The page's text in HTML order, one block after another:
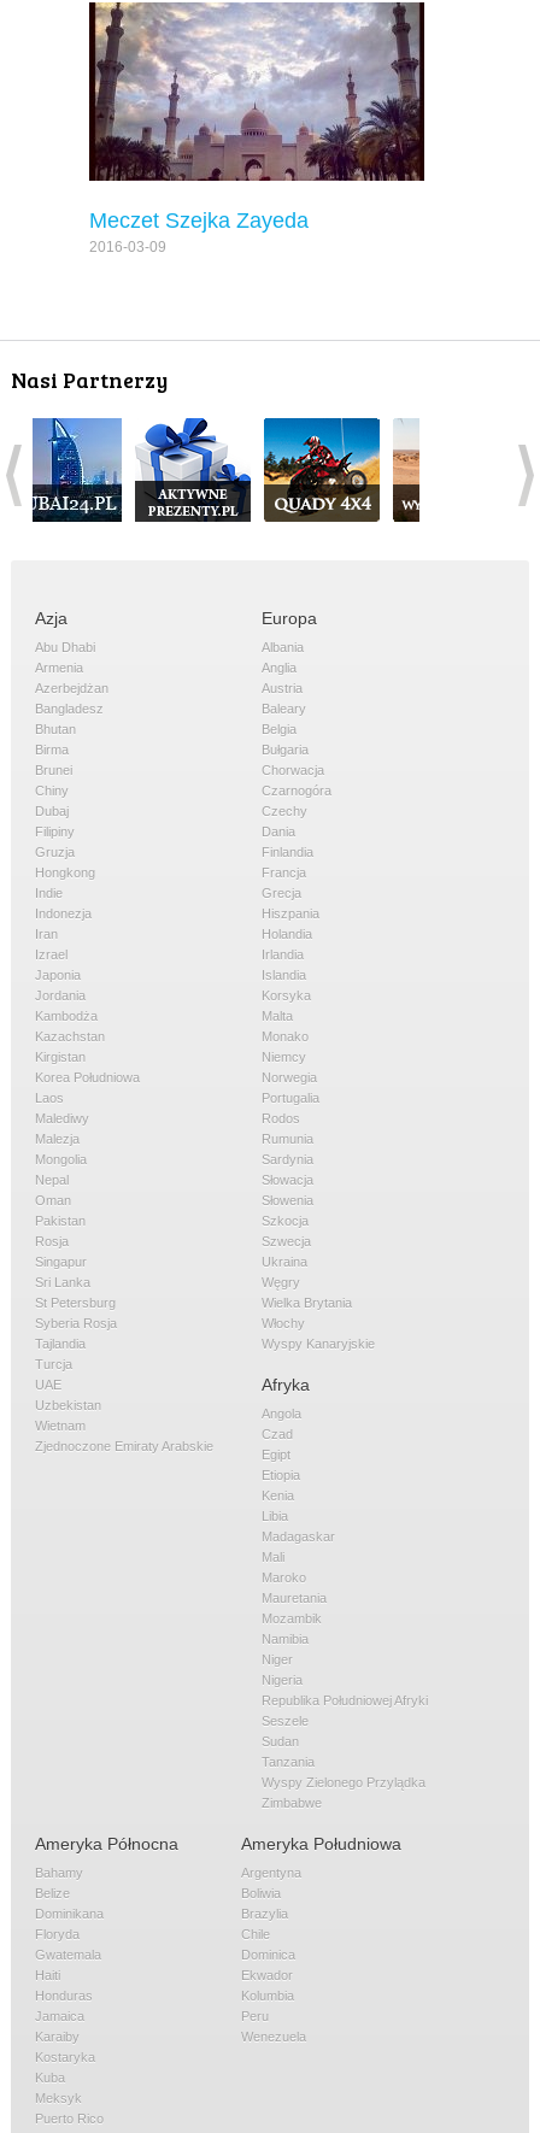
Meczet Szejka Zayeda
2016-03-09
Nasi Partnerzy
Azja
Abu Dhabi
Armenia
Azerbejdżan
Bangladesz
Bhutan
Birma
Brunei
Chiny
Dubaj
Filipiny
Gruzja
Hongkong
Indie
Indonezja
Iran
Izrael
Japonia
Jordania
Kambodża
Kazachstan
Kirgistan
Korea Południowa
Laos
Malediwy
Malezja
Mongolia
Nepal
Oman
Pakistan
Rosja
Singapur
Sri Lanka
St Petersburg
Syberia Rosja
Tajlandia
Turcja
UAE
Uzbekistan
Wietnam
Zjednoczone Emiraty Arabskie
Europa
Albania
Anglia
Austria
Baleary
Belgia
Bułgaria
Chorwacja
Czarnogóra
Czechy
Dania
Finlandia
Francja
Grecja
Hiszpania
Holandia
Irlandia
Islandia
Korsyka
Malta
Monako
Niemcy
Norwegia
Portugalia
Rodos
Rumunia
Sardynia
Słowacja
Słowenia
Szkocja
Szwecja
Ukraina
Węgry
Wielka Brytania
Włochy
Wyspy Kanaryjskie
Afryka
Angola
Czad
Egipt
Etiopia
Kenia
Libia
Madagaskar
Mali
Maroko
Mauretania
Mozambik
Namibia
Niger
Nigeria
Republika Południowej Afryki
Seszele
Sudan
Tanzania
Wyspy Zielonego Przylądka
Zimbabwe
Ameryka Północna
Bahamy
Belize
Dominikana
Floryda
Gwatemala
Haiti
Honduras
Jamaica
Karaiby
Kostaryka
Kuba
Meksyk
Puerto Rico
Ameryka Południowa
Argentyna
Boliwia
Brazylia
Chile
Dominica
Ekwador
Kolumbia
Peru
Wenezuela